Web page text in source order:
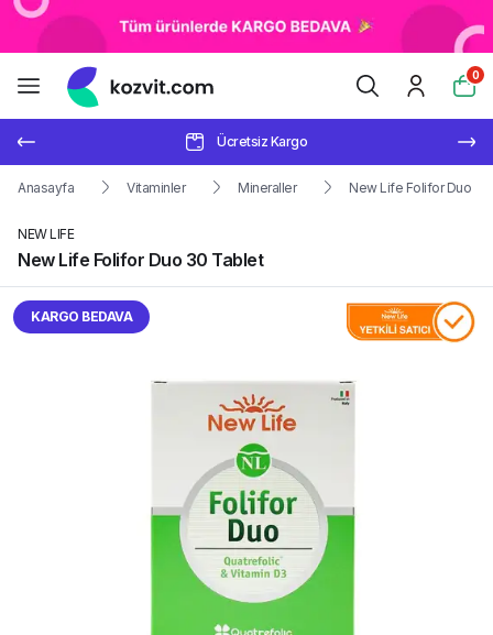
0
Ücretsiz Kargo
Anasayfa Vitaminler Mineraller New Life Folifor Duo
NEW LIFE
New Life Folifor Duo 30 Tablet
KARGO BEDAVA